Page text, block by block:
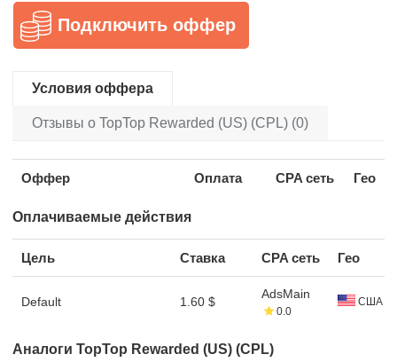
Подключить оффер
Условия оффера
Отзывы о TopTop Rewarded (US) (CPL) (0)
Оффер Оплата CPA сеть Гео
Оплачиваемые действия
Цель Ставка CPA сеть Гео
Default 1.60 $
AdsMain
0.0
США
Аналоги TopTop Rewarded (US) (CPL)